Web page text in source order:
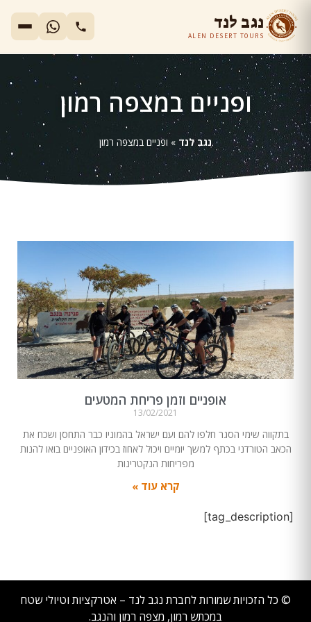
נגב לנד
ALEN DESERT TOURS
ופניים במצפה רמון
נגב לנד » ופניים במצפה רמון
אופניים וזמן פריחת המטעים
13/02/2021
בתקווה שימי הסגר חלפו להם ועם ישראל בהמוניו כבר התחסן ושכח את
הכאב הטורדני בכתף למשך יומיים ויכול לאחוז בכידון האופניים בואו להנות
מפריחות הנקטרינות
קרא עוד »
[tag_description]
© כל הזכויות שמורות לחברת נגב לנד – אטרקציות וטיולי שטח
במכתש רמון, מצפה רמון והנגב.